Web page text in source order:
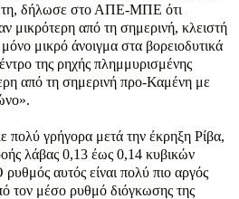
δήλωσε στο ΑΠΕ-ΜΠΕ ότι
μικρότερη από τη σημερινή, κλειστή
μικρό άνοιγμα στα βορειοδυτικά
της ρηχής πλημμυρισμένης
από τη σημερινή προ-Καμένη με
γρήγορα μετά την έκρηξη Ρίβα,
λάβας 0,13 έως 0,14 κυβικών
ρυθμός αυτός είναι πολύ πιο αργός
τον μέσο ρυθμό διόγκωσης της